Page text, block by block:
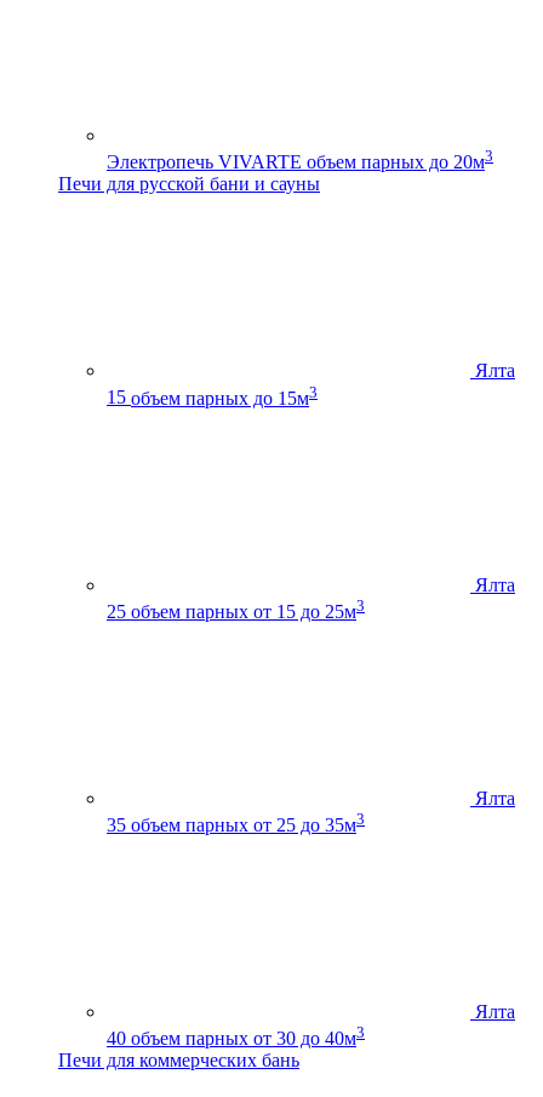
Электропечь VIVARTE объем парных до 20м3
Печи для русской бани и сауны
Ялта
15 объем парных до 15м3
Ялта
25 объем парных от 15 до 25м3
Ялта
35 объем парных от 25 до 35м3
Ялта
40 объем парных от 30 до 40м3
Печи для коммерческих бань